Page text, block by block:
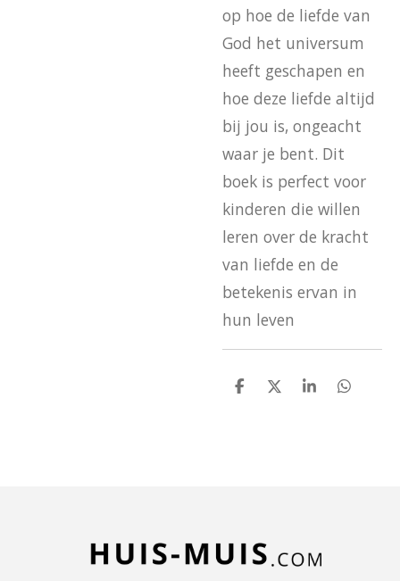
op hoe de liefde van
God het universum
heeft geschapen en
hoe deze liefde altijd
bij jou is, ongeacht
waar je bent. Dit
boek is perfect voor
kinderen die willen
leren over de kracht
van liefde en de
betekenis ervan in
hun leven
D
D
S
D